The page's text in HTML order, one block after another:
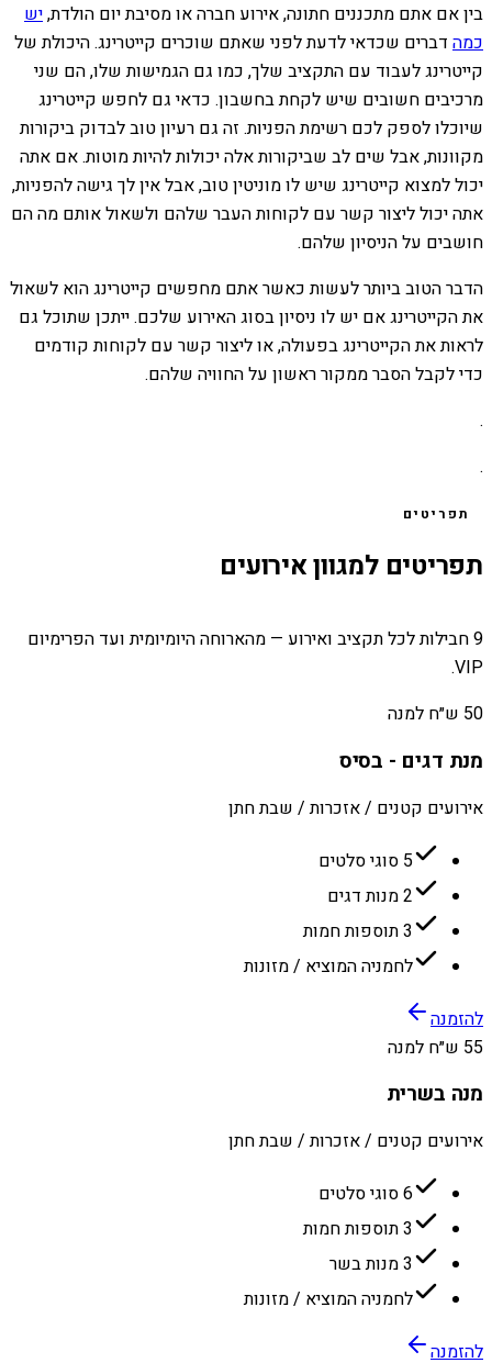
בין אם אתם מתכננים חתונה, אירוע חברה או מסיבת יום הולדת,יש
כמה דברים שכדאי לדעת לפני שאתם שוכרים קייטרינג.היכולת של
קייטרינג לעבוד עם התקציב שלך, כמו גם הגמישות שלו, הם שני
מרכיבים חשובים שיש לקחת בחשבון. כדאי גם לחפש קייטרינג
שיוכלו לספק לכם רשימת הפניות. זה גם רעיון טוב לבדוק ביקורות
מקוונות, אבל שים לב שביקורות אלה יכולות להיות מוטות. אם אתה
יכול למצוא קייטרינג שיש לו מוניטין טוב, אבל אין לך גישה להפניות,
אתה יכול ליצור קשר עם לקוחות העבר שלהם ולשאול אותם מה הם
חושבים על הניסיון שלהם.
הדבר הטוב ביותר לעשות כאשר אתם מחפשים קייטרינג הוא לשאול
את הקייטרינג אם יש לו ניסיון בסוג האירוע שלכם. ייתכן שתוכל גם
לראות את הקייטרינג בפעולה, או ליצור קשר עם לקוחות קודמים
כדי לקבל הסבר ממקור ראשון על החוויה שלהם.
.
.
תפריטים
תפריטים למגוון אירועים
9 חבילות לכל תקציב ואירוע — מהארוחה היומיומית ועד הפרימיום
VIP.
50 ש״ח למנה
מנת דגים - בסיס
אירועים קטנים / אזכרות / שבת חתן
5 סוגי סלטים
2 מנות דגים
3 תוספות חמות
לחמניה המוציא / מזונות
להזמנה
55 ש״ח למנה
מנה בשרית
אירועים קטנים / אזכרות / שבת חתן
6 סוגי סלטים
3 תוספות חמות
3 מנות בשר
לחמניה המוציא / מזונות
להזמנה